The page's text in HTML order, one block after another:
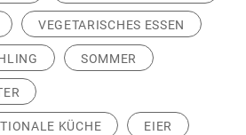
VEGETARISCHES ESSEN
SOMMER
KÜCHE EIER